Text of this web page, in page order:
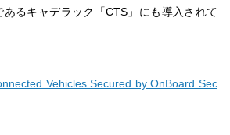
るキャデラック「CTS」にも導入されて
Vehicles Secured by OnBoard Sec